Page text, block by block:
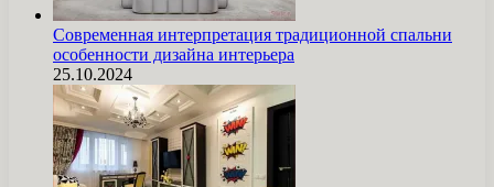
Современная интерпретация традиционной спальни
особенности дизайна интерьера
25.10.2024